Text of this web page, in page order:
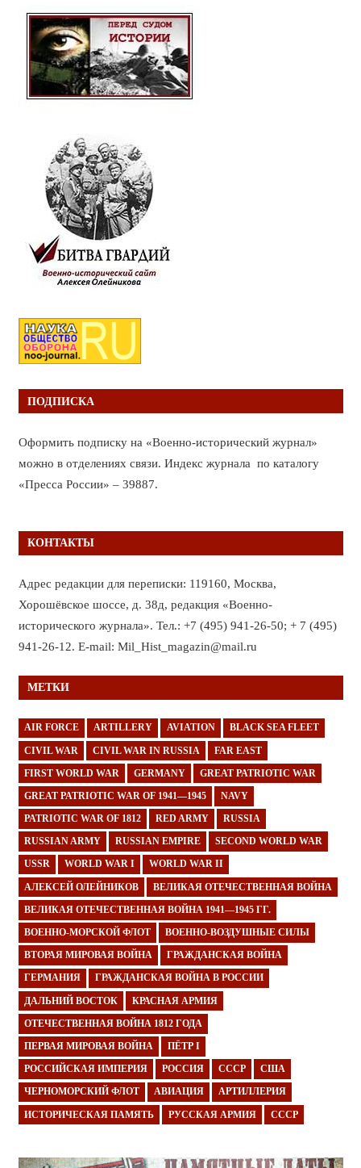
ПОДПИСКА
Оформить подписку на «Военно-исторический журнал»
можно в отделениях связи. Индекс журнала по каталогу
«Пресса России» – 39887.
КОНТАКТЫ
Адрес редакции для переписки: 119160, Москва,
Хорошёвское шоссе, д. 38д, редакция «Военно-
исторического журнала». Тел.: +7 (495) 941-26-50; + 7 (495)
941-26-12. E-mail: Mil_Hist_magazin@mail.ru
МЕТКИ
AIR FORCE ARTILLERY AVIATION BLACK SEA FLEET
CIVIL WAR CIVIL WAR IN RUSSIA FAR EAST
FIRST WORLD WAR GERMANY GREAT PATRIOTIC WAR
GREAT PATRIOTIC WAR OF 1941—1945 NAVY
PATRIOTIC WAR OF 1812 RED ARMY RUSSIA
RUSSIAN ARMY RUSSIAN EMPIRE SECOND WORLD WAR
USSR WORLD WAR I WORLD WAR II
АЛЕКСЕЙ ОЛЕЙНИКОВ ВЕЛИКАЯ ОТЕЧЕСТВЕННАЯ ВОЙНА
ВЕЛИКАЯ ОТЕЧЕСТВЕННАЯ ВОЙНА 1941—1945 ГГ.
ВОЕННО-МОРСКОЙ ФЛОТ ВОЕННО-ВОЗДУШНЫЕ СИЛЫ
ВТОРАЯ МИРОВАЯ ВОЙНА ГРАЖДАНСКАЯ ВОЙНА
ГЕРМАНИЯ ГРАЖДАНСКАЯ ВОЙНА В РОССИИ
ДАЛЬНИЙ ВОСТОК КРАСНАЯ АРМИЯ
ОТЕЧЕСТВЕННАЯ ВОЙНА 1812 ГОДА
ПЕРВАЯ МИРОВАЯ ВОЙНА ПЁТР I
РОССИЙСКАЯ ИМПЕРИЯ РОССИЯ СССР США
ЧЕРНОМОРСКИЙ ФЛОТ АВИАЦИЯ АРТИЛЛЕРИЯ
ИСТОРИЧЕСКАЯ ПАМЯТЬ РУССКАЯ АРМИЯ СССР